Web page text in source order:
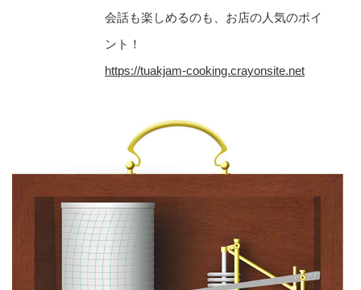
会話も楽しめるのも、お店の人気のポイ
ント！
https://tuakjam-cooking.crayonsite.net